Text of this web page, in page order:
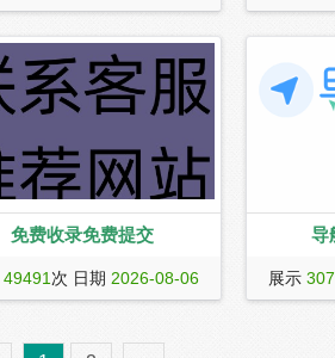
免费收录免费提交
49491 次 日期 2026-08-06
导
导航巴巴
展示